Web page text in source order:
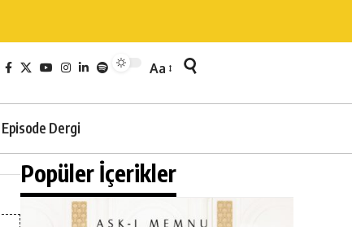
Aa
Episode Dergi
Popüler İçerikler